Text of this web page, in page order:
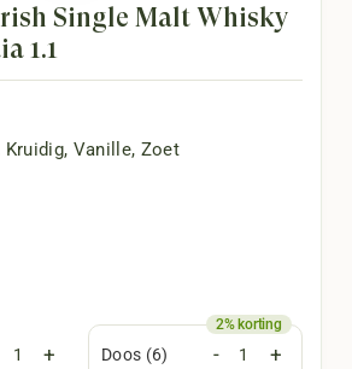
Single Malt Whisky
1.1
Kruidig, Vanille, Zoet
+ Doos (6) - +